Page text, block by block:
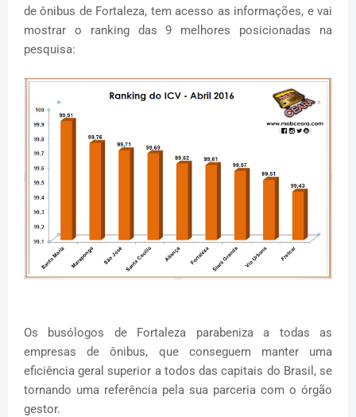
de ônibus de Fortaleza, tem acesso as informações, e vai
mostrar o ranking das 9 melhores posicionadas na
pesquisa:
Os busólogos de Fortaleza parabeniza a todas as
empresas de ônibus, que conseguem manter uma
eficiência geral superior a todos das capitais do Brasil, se
tornando uma referência pela sua parceria com o órgão
gestor.